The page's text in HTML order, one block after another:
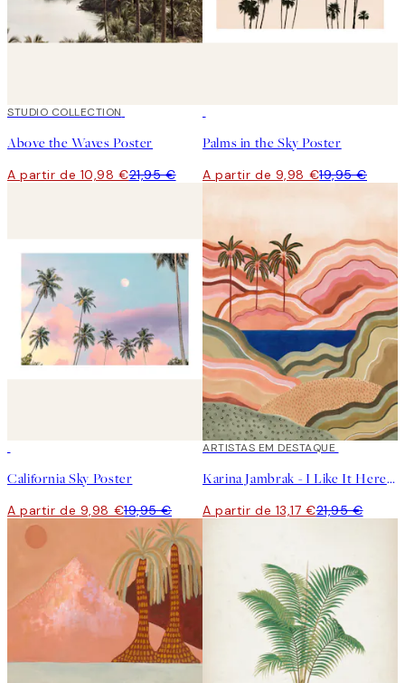
50%*
STUDIO COLLECTION
Above the Waves Poster
A partir de 10,98 €21,95 €
Palms in the Sky Poster
A partir de 9,98 €19,95 €
California Sky Poster
A partir de 9,98 €19,95 €
40%*
ARTISTAS EM DESTAQUE
Karina Jambrak - I Like It Here Poster
A partir de 13,17 €21,95 €